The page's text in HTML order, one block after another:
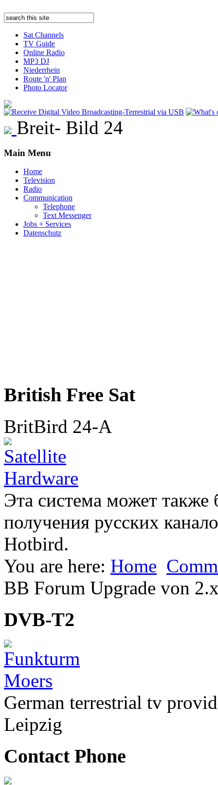
Sat Channels
TV Guide
Online Radio
MP3 DJ
Niederrhein
Route 'n' Plan
Photo Locator
Breit- Bild 24
Main Menu
Home
Television
Radio
Communication
Telephone
Text Messenger
Jobs + Services
Datenschutz
British Free Sat
BritBird 24-A
Эта система может также
получения русских
Hotbird.
You are here: Home
BB Forum Upgrade von
DVB-T2
German terrestrial tv
Leipzig
Contact Phone